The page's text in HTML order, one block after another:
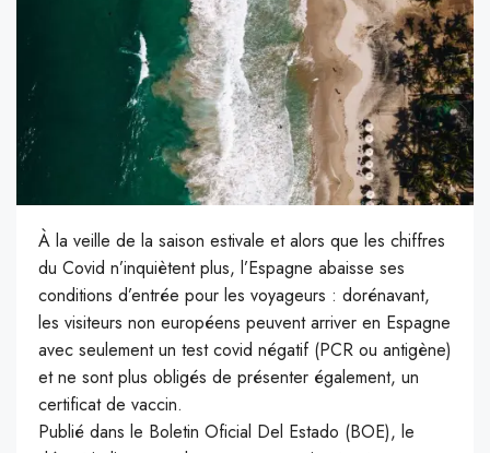
À la veille de la saison estivale et alors que les chiffres
du Covid n’inquiètent plus, l’Espagne abaisse ses
conditions d’entrée pour les voyageurs : dorénavant,
les visiteurs non européens peuvent arriver en Espagne
avec seulement un test covid négatif (PCR ou antigène)
et ne sont plus obligés de présenter également, un
certificat de vaccin.
Publié dans le Boletin Oficial Del Estado (BOE), le